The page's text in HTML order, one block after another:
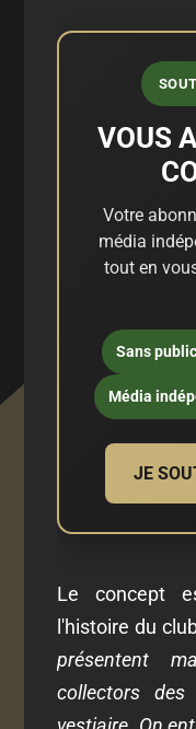
VOUS
Votre
média
tout en
Sans
Média
JE
Le concept
l'histoire du
présentent
collectors